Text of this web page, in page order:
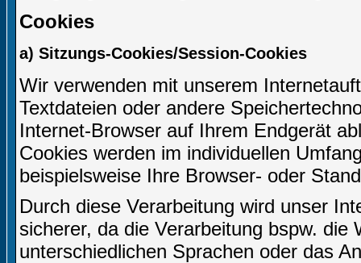
Cookies
a) Sitzungs-Cookies/Session-Cookies
Wir verwenden mit unserem
Textdateien oder andere
Internet-Browser auf Ihrem Endgerät
Cookies werden im individuellen
beispielsweise Ihre Browser- oder
Durch diese Verarbeitung wird unser
sicherer, da die Verarbeitung bspw.
unterschiedlichen Sprachen oder das